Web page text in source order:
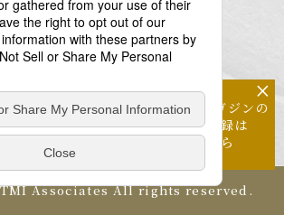
港区六本木6-10-1 六本木ヒルズ森タワー23
） / 03-6438-5611（特許・商標）
Associates All rights reserved.
×
メールマガジンの
配信登録は
こちら